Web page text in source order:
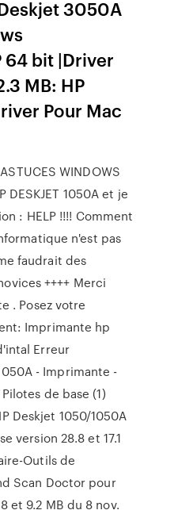
3050A
64 bit |Driver
MB: HP
Pour Mac
WINDOWS
DESKJET 1050A et je
: HELP !!!! Comment
n'est pas
faudrait des
++++ Merci
. Posez votre
Imprimante hp
Erreur
- Imprimante -
de base (1)
Deskjet 1050/1050A
version 28.8 et 17.1
Outils de
Scan Doctor pour
et 9.2 MB du 8 nov.